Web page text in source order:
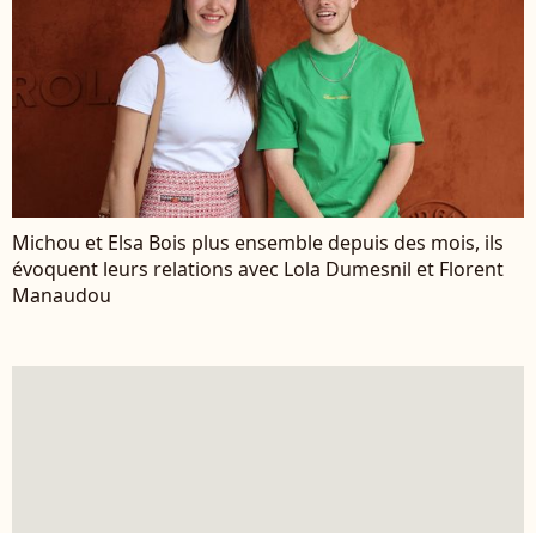
Michou et Elsa Bois plus ensemble depuis des mois, ils
évoquent leurs relations avec Lola Dumesnil et Florent
Manaudou